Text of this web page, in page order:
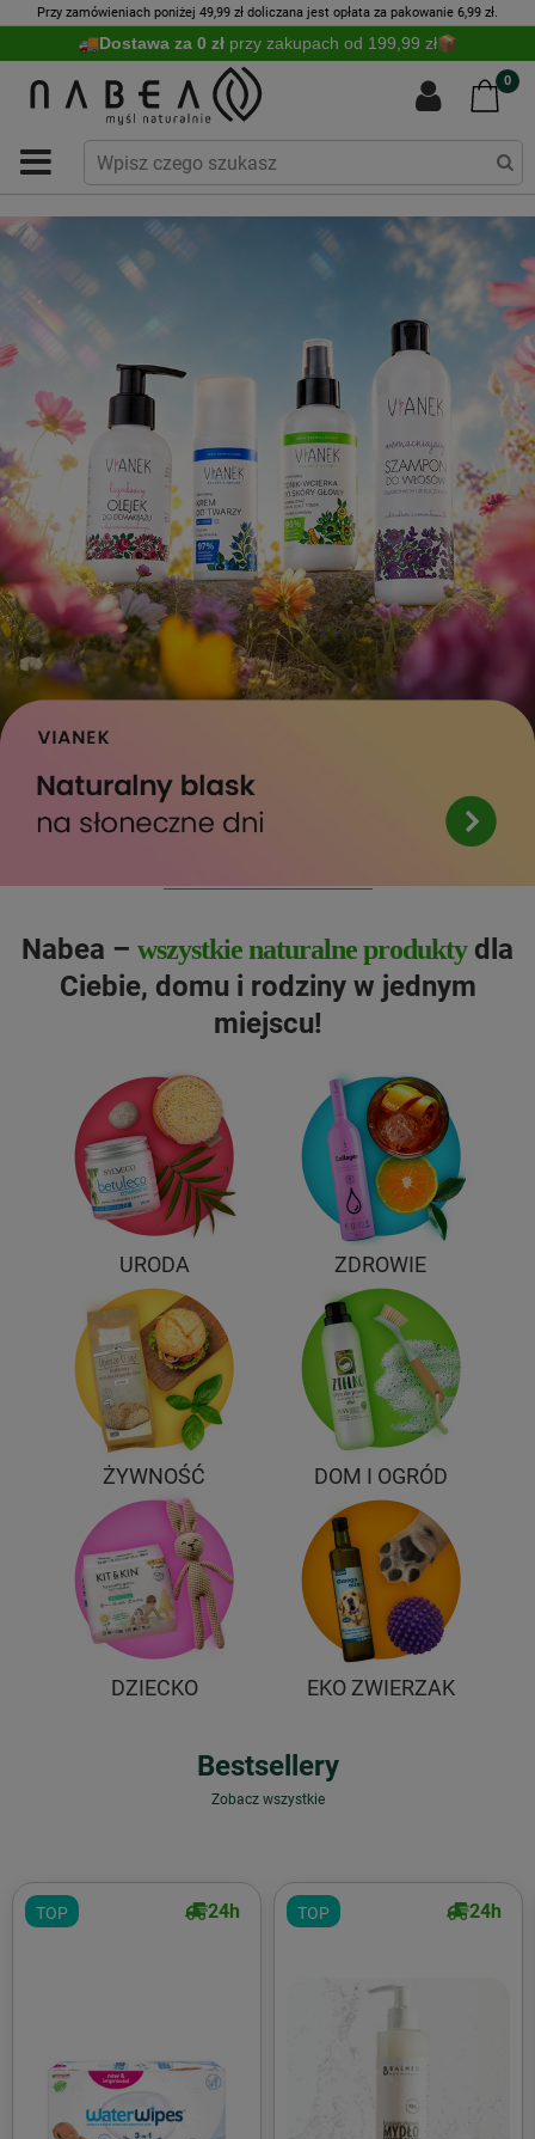
Przy zamówieniach poniżej 49,99 zł doliczana jest opłata za pakowanie 6,99 zł.
Dostawa za 0 zł przy zakupach od 199,99 zł
0
Nabea – wszystkie naturalne produktydla
Ciebie, domu i rodziny w jednym
miejscu!
URODA ZDROWIE
ŻYWNOŚĆ DOM I OGRÓD
DZIECKO EKO ZWIERZAK
Bestsellery
Zobacz wszystkie
TOP 24h TOP 24h